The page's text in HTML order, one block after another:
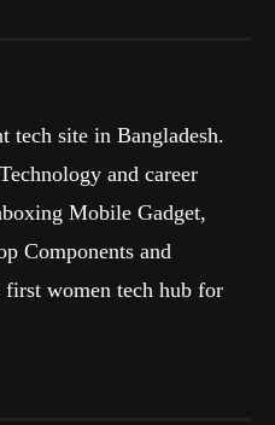
tech site in Bangladesh.
and career
Mobile Gadget,
Components and
women tech hub for